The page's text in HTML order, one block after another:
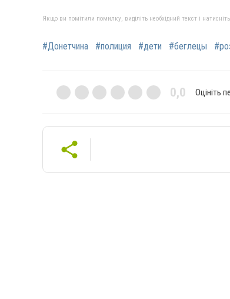
Якщо ви помітили помилку, виділіть необхідний текст і
#Донетчина #полиция #дети #беглецы
0,0 Оцініть